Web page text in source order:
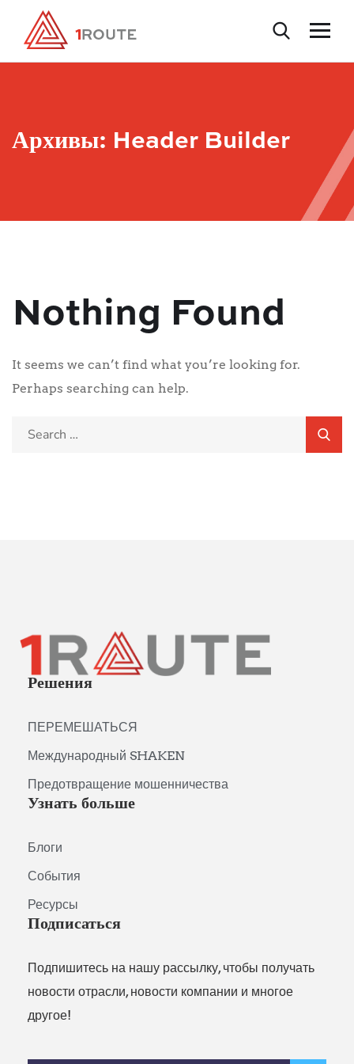
Архивы: Header Builder
Nothing Found
It seems we can’t find what you’re looking for.
Perhaps searching can help.
Решения
ПЕРЕМЕШАТЬСЯ
Международный SHAKEN
Предотвращение мошенничества
Узнать больше
Блоги
События
Ресурсы
Подписаться
Подпишитесь на нашу рассылку, чтобы получать
новости отрасли, новости компании и многое
другое!